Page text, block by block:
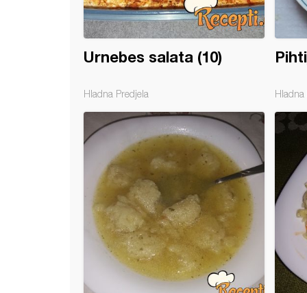
Urnebes salata (10)
Hladna Predjela Hladna